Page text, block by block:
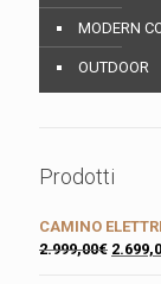
MODERN
OUTDOOR
Prodotti
CAMINO
2.999,00€